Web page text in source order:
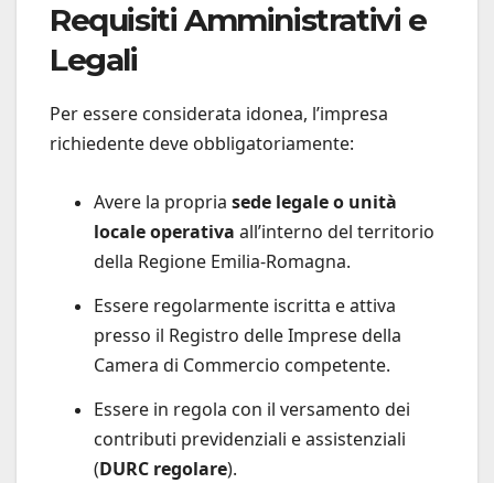
Requisiti Amministrativi e
Legali
Per essere considerata idonea, l’impresa
richiedente deve obbligatoriamente:
Avere la propria sede legale o unità
locale operativa all’interno del territorio
della Regione Emilia-Romagna.
Essere regolarmente iscritta e attiva
presso il Registro delle Imprese della
Camera di Commercio competente.
Essere in regola con il versamento dei
contributi previdenziali e assistenziali
(DURC regolare).